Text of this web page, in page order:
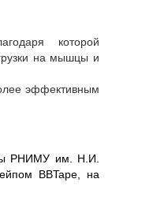
которой
на мышцы и
эффективным
РНИМУ им. Н.И.
BBTape, на